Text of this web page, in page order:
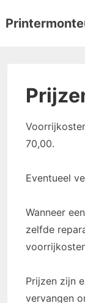
Skip
70,00.
Eventueel
Wanneer
zelfde
Prijzen zijn
vervangen